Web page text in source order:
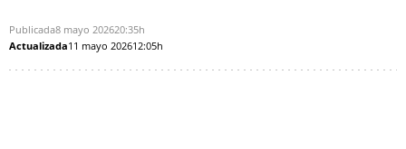
Publicada8 mayo 202620:35h
Actualizada11 mayo 202612:05h